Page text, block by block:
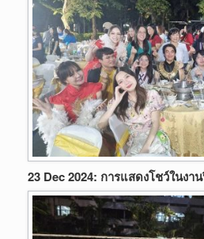
23 Dec 2024: การแสดงโชว์ในงา